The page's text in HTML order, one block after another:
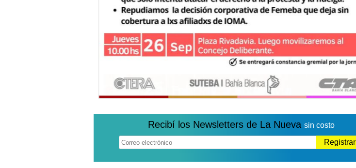
Recibí los Newsletters de La Nueva sin costo
Registrar